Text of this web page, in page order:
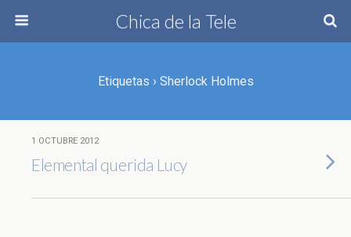
Chica de la Tele
Etiquetas › Sherlock Holmes
1 OCTUBRE 2012
Elemental querida Lucy